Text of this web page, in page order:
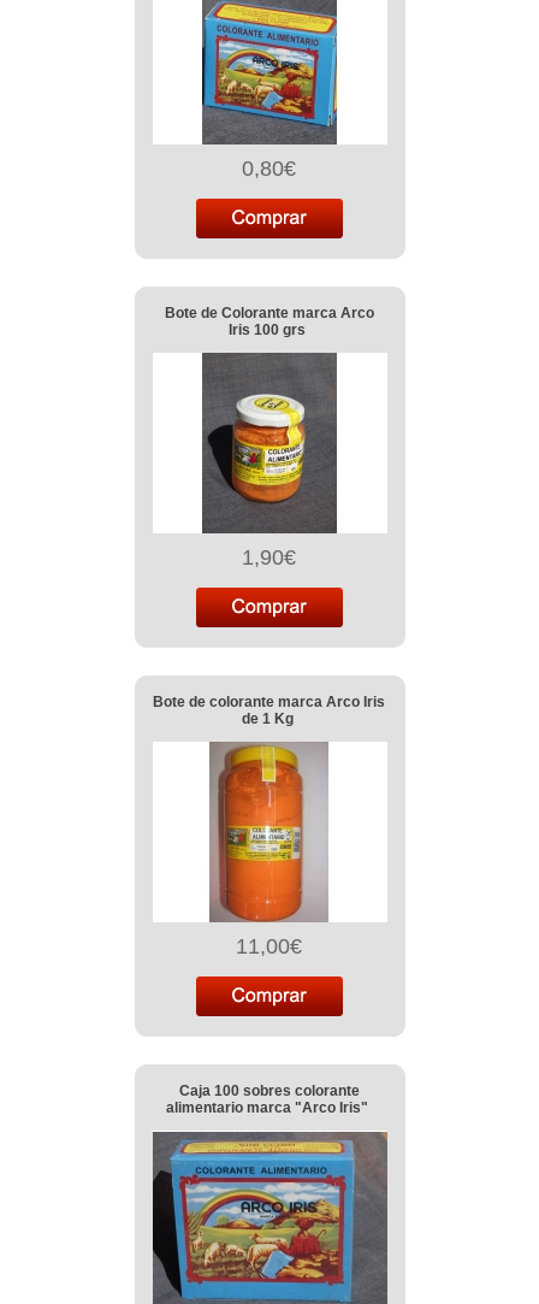
0,80€
Bote de Colorante marca Arco
Iris 100 grs
1,90€
Bote de colorante marca Arco Iris
de 1 Kg
11,00€
Caja 100 sobres colorante
alimentario marca "Arco Iris"